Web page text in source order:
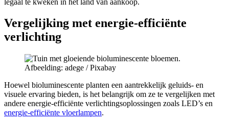
Vergelijking met energie-efficiënte
verlichting
Afbeelding: adege / Pixabay
Hoewel bioluminescente planten een aantrekkelijk geluids- en
visuele ervaring bieden, is het belangrijk om ze te vergelijken met
andere energie-efficiënte verlichtingsoplossingen zoals LED’s en
energie-efficiënte vloerlampen.